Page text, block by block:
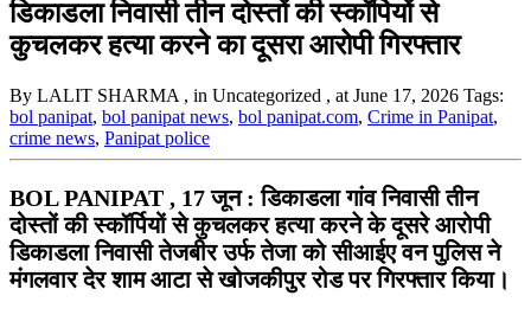
डिकाडला निवासी तीन दोस्तों की स्कॉर्पियों से
कुचलकर हत्या करने का दूसरा आरोपी गिरफ्तार
By LALIT SHARMA , in Uncategorized , at June 17, 2026 Tags:
bol panipat, bol panipat news, bol panipat.com, Crime in Panipat,
crime news, Panipat police
BOL PANIPAT , 17 जून : डिकाडला गांव निवासी तीन
दोस्तों की स्कॉर्पियों से कुचलकर हत्या करने के दूसरे आरोपी
डिकाडला निवासी तेजबीर उर्फ तेजा को सीआईए वन पुलिस ने
मंगलवार देर शाम आटा से खोजकीपुर रोड पर गिरफ्तार किया।